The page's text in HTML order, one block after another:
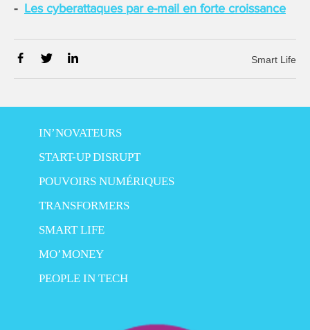
Les cyberattaques par e-mail en forte croissance
Smart Life
IN’NOVATEURS
START-UP DISRUPT
POUVOIRS NUMÉRIQUES
TRANSFORMERS
SMART LIFE
MO’MONEY
PEOPLE IN TECH